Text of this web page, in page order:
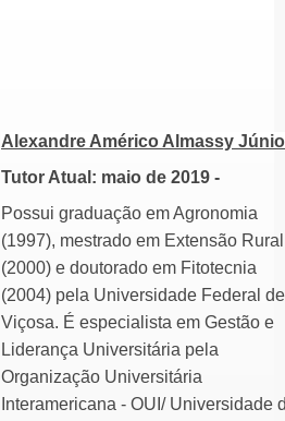
Alexandre Américo Almassy
Tutor Atual: maio de 2019 -
Possui graduação em Agronomia
(1997), mestrado em Extensão Rural
(2000) e doutorado em Fitotecnia
(2004) pela Universidade Federal de
Viçosa. É especialista em Gestão e
Liderança Universitária pela
Organização Universitária
Interamericana - OUI/ Universidade